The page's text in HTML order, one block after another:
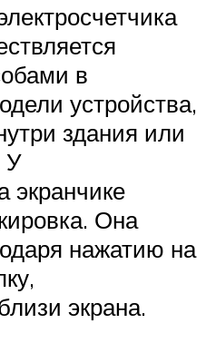
в
устройства,
здания или
У
экранчике
Она
нажатию на
экрана.